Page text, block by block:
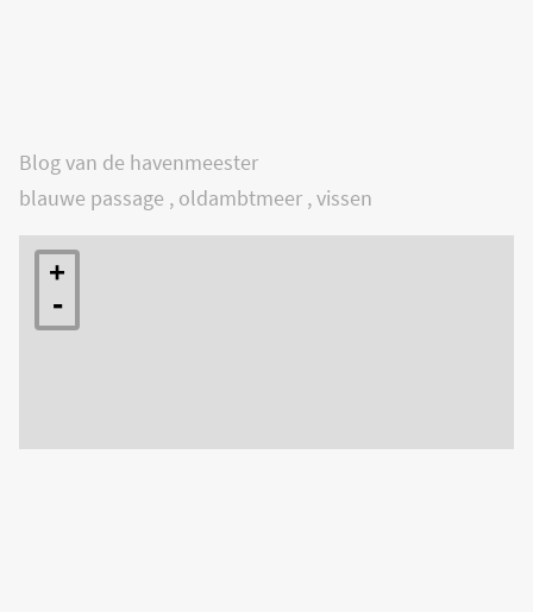
Blog van de havenmeester
blauwe passage , oldambtmeer ,vissen
+
-